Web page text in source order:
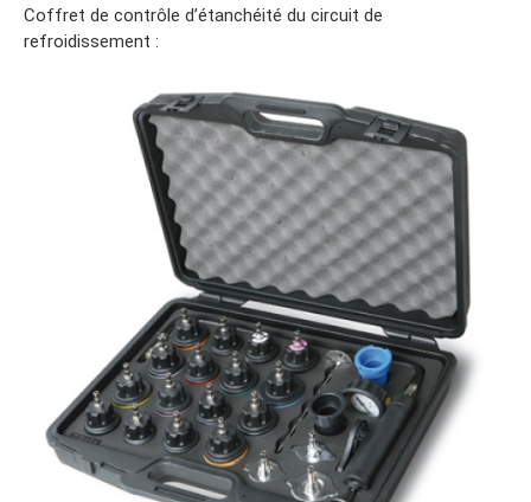
Coffret de contrôle d’étanchéité du circuit de
refroidissement :